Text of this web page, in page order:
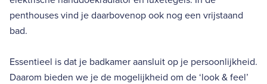
penthouses vind je daarbovenop ook nog een vrijstaand
bad.
Essentieel is dat je badkamer aansluit op je persoonlijkheid.
Daarom bieden we je de mogelijkheid om de ‘look & feel’